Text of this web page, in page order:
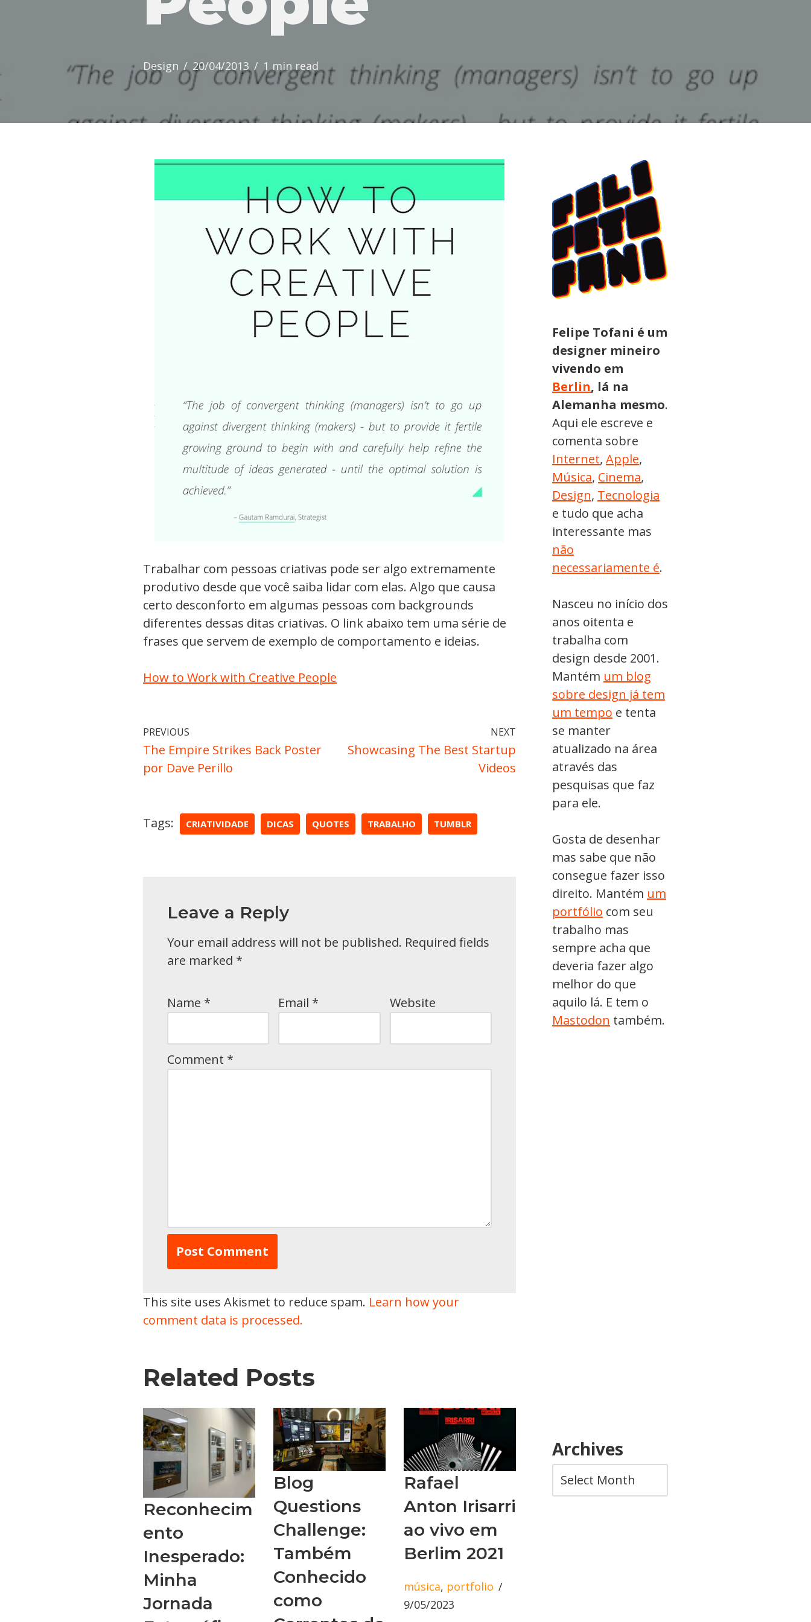
Design 20/04/2013 1 min read
Trabalhar com pessoas criativas pode ser algo extremamente
produtivo desde que você saiba lidar com elas. Algo que causa
certo desconforto em algumas pessoas com backgrounds
diferentes dessas ditas criativas. O link abaixo tem uma série de
frases que servem de exemplo de comportamento e ideias.
How to Work with Creative People
PREVIOUS
The Empire Strikes Back Poster
por Dave Perillo
NEXT
Showcasing The Best Startup
Videos
Tags: CRIATIVIDADE DICAS QUOTES TRABALHO TUMBLR
Leave a Reply
Your email address will not be published. Required fields
are marked *
Name * Email * Website
Comment *
This site uses Akismet to reduce spam. Learn how your
comment data is processed.
Related Posts
Reconhecim
ento
Inesperado:
Minha
Jornada
Blog
Questions
Challenge:
Também
Conhecido
como
Rafael
Anton Irisarri
ao vivo em
Berlim 2021
música, portfolio
9/05/2023
Felipe Tofani é um
designer mineiro
vivendo em
Berlin, lá na
Alemanha mesmo.
Aqui ele escreve e
comenta sobre
Internet, Apple,
Música, Cinema,
Design, Tecnologia
e tudo que acha
interessante mas
não
necessariamente é.
Nasceu no início dos
anos oitenta e
trabalha com
design desde 2001.
Mantém um blog
sobre design já tem
um tempo e tenta
se manter
atualizado na área
através das
pesquisas que faz
para ele.
Gosta de desenhar
mas sabe que não
consegue fazer isso
direito. Mantém um
portfólio com seu
trabalho mas
sempre acha que
deveria fazer algo
melhor do que
aquilo lá. E tem o
Mastodon também.
Archives